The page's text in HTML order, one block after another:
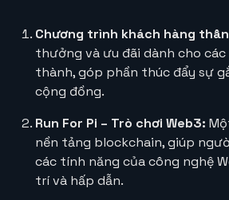
Chương trình khách hàng
thưởng và ưu đãi dành cho
thành, góp phần thúc đẩy sự
cộng đồng.
Run For Pi – Trò chơi Web3:
nền tảng blockchain, giúp
các tính năng của công nghệ
trí và hấp dẫn.